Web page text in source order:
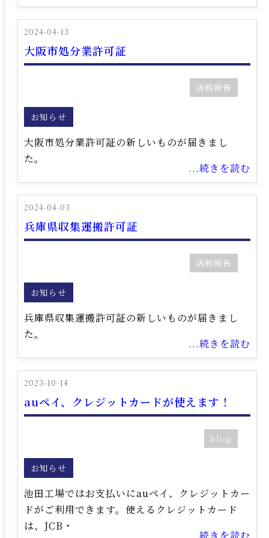
2024-04-13
大阪市処分業許可証
活動報告
お知らせ
大阪市処分業許可証の新しいものが届きまし
た。
...続きを読む
2024-04-03
兵庫県収集運搬許可証
活動報告
お知らせ
兵庫県収集運搬許可証の新しいものが届きまし
た。
...続きを読む
2023-10-14
auペイ、クレジットカードが使えます！
blog
お知らせ
池田工場ではお支払いにauペイ、クレジットカー
ドがご利用できます。使えるクレジットカード
は、JCB・
...続きを読む